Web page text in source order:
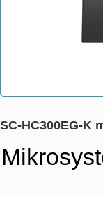
SC-HC300EG-K